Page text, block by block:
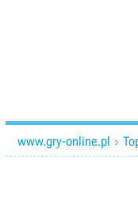
www.gry-online.pl 